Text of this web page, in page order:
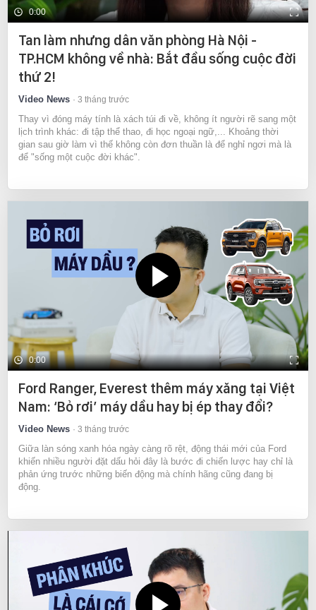
0:00
Tan làm nhưng dân văn phòng Hà Nội -
TP.HCM không về nhà: Bắt đầu sống cuộc đời
thứ 2!
Video News 3 tháng trước
Thay vì đóng máy tính là xách túi đi về, không ít người rẽ sang một
lịch trình khác: đi tập thể thao, đi học ngoại ngữ,... Khoảng thời
gian sau giờ làm vì thế không còn đơn thuần là để nghỉ ngơi mà là
để "sống một cuộc đời khác".
0:00
Ford Ranger, Everest thêm máy xăng tại Việt
Nam: ‘Bỏ rơi’ máy dầu hay bị ép thay đổi?
Video News 3 tháng trước
Giữa làn sóng xanh hóa ngày càng rõ rệt, động thái mới của Ford
khiến nhiều người đặt dấu hỏi đây là bước đi chiến lược hay chỉ là
phản ứng trước những biến động mà chính hãng cũng đang bị
động.